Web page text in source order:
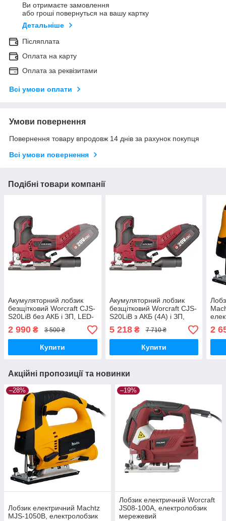
Ви отримаєте замовлення
або гроші повернуться на вашу картку
Детальніше
Післяплата
Оплата на карту
Оплата за реквізитами
Всі умови оплати
Умови повернення
Повернення товару впродовж 14 днів за рахунок покупця
Всі умови повернення
Подібні товари компанії
Акумуляторний лобзик
безщітковий Worcraft CJS-
S20LiB без АКБ і ЗП, LED-
підсвічування, 20В
2 990 ₴ 3 500 ₴
Купити
Акумуляторний лобзик
безщітковий Worcraft CJS-
S20LiB з АКБ (4А) і ЗП,
LED-підсвічування, 20В
5 218₴ 7 710 ₴
Купити
2
Акційні пропозиції та новинки
–28%
Лобзик електричний Mаchtz
MJS-1050B, електролобзик
–19%
Лобзик електричний Worcraft
JS08-100А, електролобзик
мережевий